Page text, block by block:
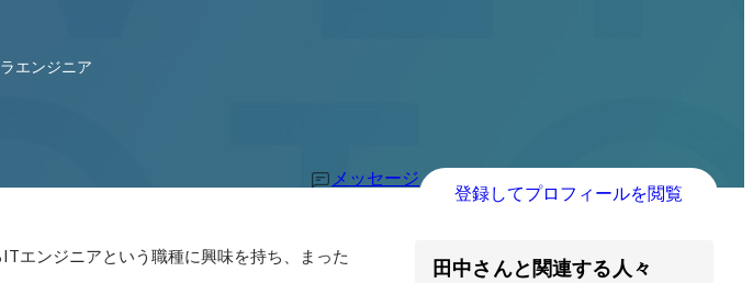
エンジニア
メッセージ
登録してプロフィールを閲覧
エンジニアという職種に興味を持ち、まった
田中さんと関連する人々